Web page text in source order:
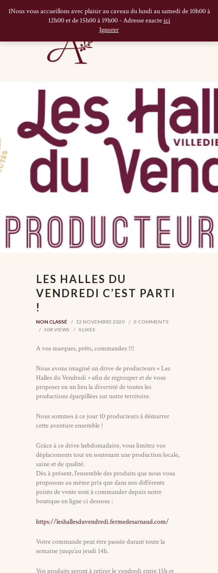
LES HALLES DU
VENDREDI C’EST PARTI
!
NON CLASSÉ 12 NOVEMBRE 2020 0 COMMENTS
308 VIEWS 0 LIKES
A vos marques, prêts, commandez !!!
Nous avons imaginé un drive de producteurs « Les
Halles du Vendredi » afin de regrouper et de vous
proposer en un lieu la diversité de toutes les
productions éparpillées sur notre territoire.
Nous sommes à ce jour 10 producteurs à démarrer
cette aventure ensemble !
Grâce à ce drive hebdomadaire, vous limitez vos
déplacements tout en soutenant une production locale,
saine et de qualité.
Dès à présent, l’ensemble des produits que nous vous
proposons au même prix que dans nos différents
points de vente sont à commander depuis notre
boutique en ligne ci dessous :
https://leshallesduvendredi.fermedesarnaud.com/
Votre commande peut être passée durant toute la
semaine jusqu’au jeudi 14h.
Vos produits seront à retirer le vendredi entre 15h et
1Nous vous accueillons avec plaisir au caveau du lundi au samedi de 10h00 à
12h00 et de 15h00 à 19h00 - Adresse exacteici
Ignorer